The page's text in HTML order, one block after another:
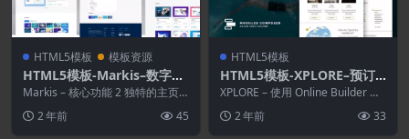
HTML5模板 模板资源
HTML5模板-Markis–数字市
场模板
Markis – 核心功能 2 独特的主页
2 年前 45
HTML5模板
HTML5模板-XPLORE–预订
和旅行响应式电子邮件
XPLORE – 使用 Online Builder 为
2 年前 33